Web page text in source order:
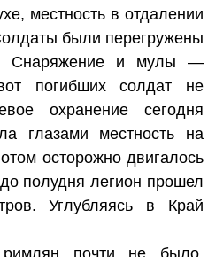
местность в отдалении
были перегружены
Снаряжение и мулы —
погибших солдат не
охранение сегодня
глазами местность на
осторожно двигалось
полудня легион прошел
Углубляясь в Край
почти не было.